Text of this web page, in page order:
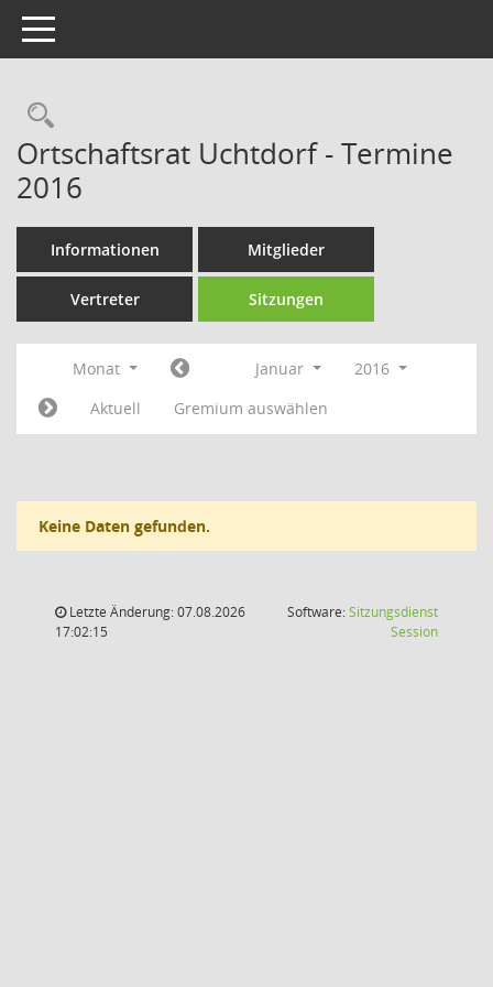
Toggle navigation
Rechercheauswahl
Ortschaftsrat Uchtdorf - Termine
2016
Informationen Mitglieder
Vertreter Sitzungen
Monat Januar
2016
Aktuell
Gremium auswählen
Keine Daten gefunden.
Letzte Änderung: 07.08.2026
17:02:15
Software:Sitzungsdienst
Session(Wird in